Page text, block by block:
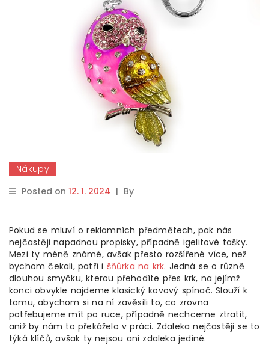
Nákupy
Posted on 12. 1. 2024 | By
Pokud se mluví o reklamních předmětech, pak nás
nejčastěji napadnou propisky, případně igelitové tašky.
Mezi ty méně známé, avšak přesto rozšířené více, než
bychom čekali, patří i šňůrka na krk. Jedná se o různě
dlouhou smyčku, kterou přehodíte přes krk, na jejímž
konci obvykle najdeme klasický kovový spínač. Slouží k
tomu, abychom si na ní zavěsili to, co zrovna
potřebujeme mít po ruce, případně nechceme ztratit,
aniž by nám to překáželo v práci. Zdaleka nejčastěji se to
týká klíčů, avšak ty nejsou ani zdaleka jediné.